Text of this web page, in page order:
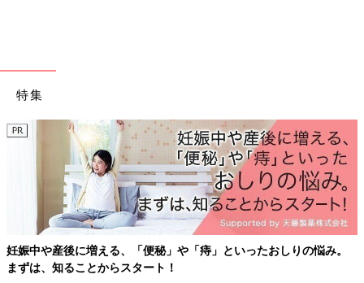
特集
妊娠中や産後に増える、「便秘」や「痔」といったおしりの悩み。
まずは、知ることからスタート！